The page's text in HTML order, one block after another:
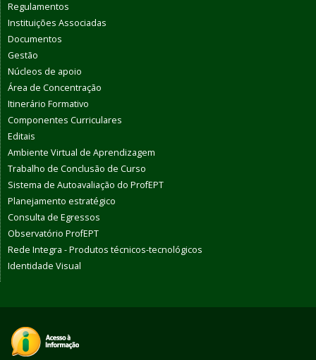
Regulamentos
Instituições Associadas
Documentos
Gestão
Núcleos de apoio
Área de Concentração
Itinerário Formativo
Componentes Curriculares
Editais
Ambiente Virtual de Aprendizagem
Trabalho de Conclusão de Curso
Sistema de Autoavaliação do ProfEPT
Planejamento estratégico
Consulta de Egressos
Observatório ProfEPT
Rede Integra - Produtos técnicos-tecnológicos
Identidade Visual